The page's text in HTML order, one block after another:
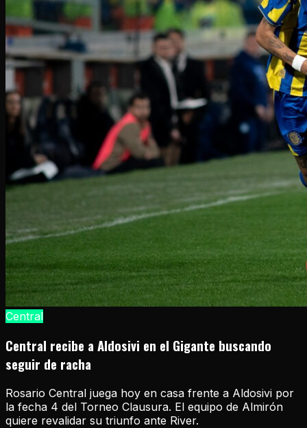
Central
Central recibe a Aldosivi en el Gigante buscando
seguir de racha
Rosario Central juega hoy en casa frente a Aldosivi por
la fecha 4 del Torneo Clausura. El equipo de Almirón
quiere revalidar su triunfo ante River.